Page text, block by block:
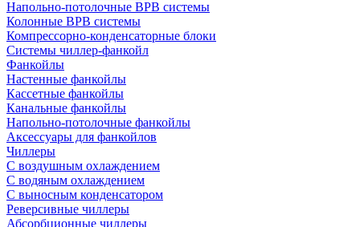
Напольно-потолочные ВРВ системы
Колонные ВРВ системы
Компрессорно-конденсаторные блоки
Системы чиллер-фанкойл
Фанкойлы
Настенные фанкойлы
Кассетные фанкойлы
Канальные фанкойлы
Напольно-потолочные фанкойлы
Аксессуары для фанкойлов
Чиллеры
С воздушным охлаждением
С водяным охлаждением
С выносным конденсатором
Реверсивные чиллеры
Абсорбционные чиллеры